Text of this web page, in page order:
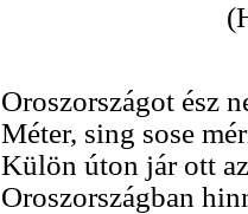
Oroszországot ész
Méter, sing sose
Külön úton jár ott
Oroszországban